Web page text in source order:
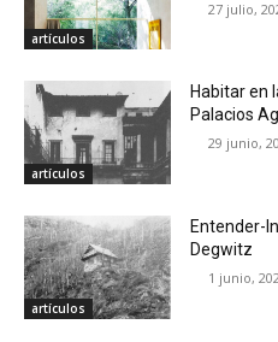
artículos
27 julio,
artículos
Habitar en
Palacios
29 junio,
artículos
Entender-
Degwitz
1 junio,